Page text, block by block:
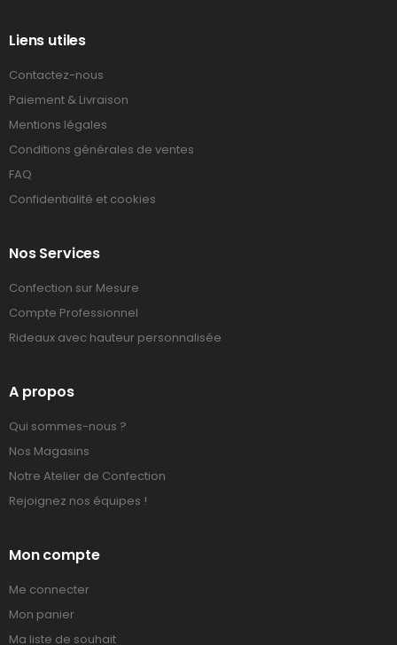
Liens utiles
Contactez-nous
Paiement & Livraison
Mentions légales
Conditions générales de ventes
FAQ
Confidentialité et cookies
Nos Services
Confection sur Mesure
Compte Professionnel
Rideaux avec hauteur personnalisée
A propos
Qui sommes-nous ?
Nos Magasins
Notre Atelier de Confection
Rejoignez nos équipes !
Mon compte
Me connecter
Mon panier
Ma liste de souhait